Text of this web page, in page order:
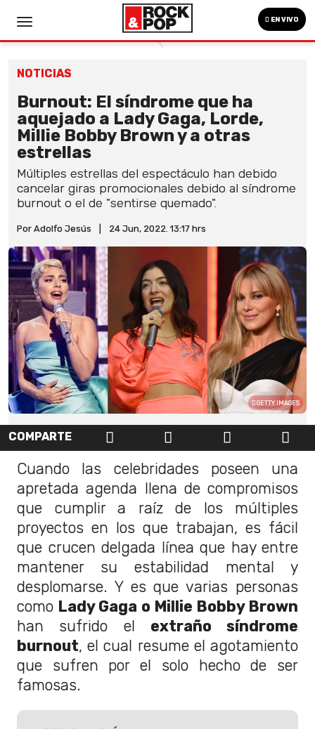
EN VIVO
NOTICIAS
Burnout: El síndrome que ha
aquejado a Lady Gaga, Lorde,
Millie Bobby Brown y a otras
estrellas
Múltiples estrellas del espectáculo han debido
cancelar giras promocionales debido al síndrome
burnout o el de "sentirse quemado".
Por Adolfo Jesús 24 Jun, 2022. 13:17 hrs
GETTY IMAGES
COMPARTE
Cuando las celebridades poseen una
apretada agenda llena de compromisos
que cumplir a raíz de los múltiples
proyectos en los que trabajan, es fácil
que crucen delgada línea que hay entre
mantener su estabilidad mental y
desplomarse. Y es que varias personas
como Lady Gaga o Millie Bobby Brown
han sufrido el extraño síndrome
burnout, el cual resume el agotamiento
que sufren por el solo hecho de ser
famosas.